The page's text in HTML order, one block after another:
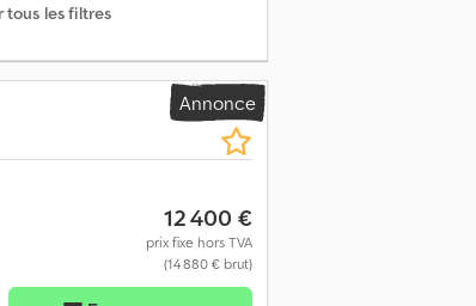
tous les filtres
Annonce
12 400 €
prix fixe hors TVA
(14 880 € brut)